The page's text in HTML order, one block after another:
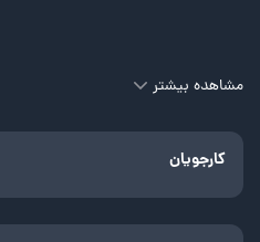
مشاهده بیشتر
کارجویان